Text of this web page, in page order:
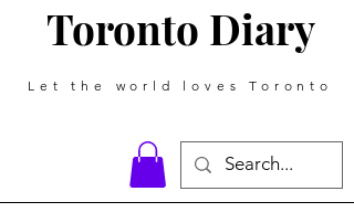
Toronto Diary
Let the world loves Toronto